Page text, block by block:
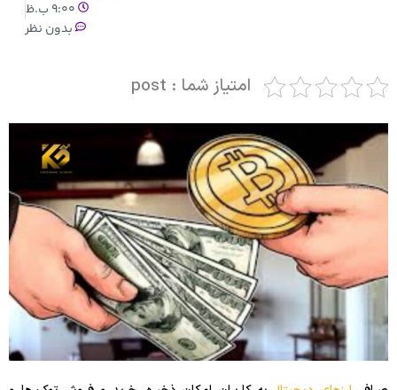
9:00 ب.ظ
بدون نظر
امتیاز شما : post